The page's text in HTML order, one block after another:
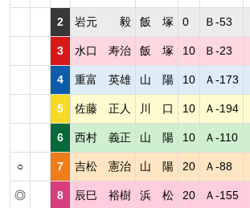
2 岩元 毅 飯 塚 0 Ｂ-53
3 水口 寿治 飯 塚 10 Ｂ-23
4 重富 英雄 山 陽 10 Ａ-173
5 佐藤 正人 川 口 10 Ａ-194
6 西村 義正 山 陽 10 Ａ-110
○ 7 吉松 憲治 山 陽 20 Ａ-88
◎ 8 辰巳 裕樹 浜 松 20 Ａ-155